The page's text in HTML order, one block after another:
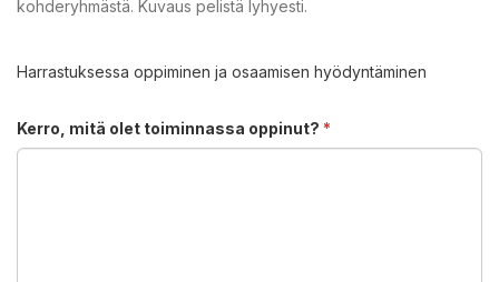
kohderyhmästä. Kuvaus pelistä lyhyesti.
Harrastuksessa oppiminen ja osaamisen hyödyntäminen
Kerro, mitä olet toiminnassa oppinut? *